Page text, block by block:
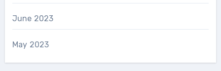
June 2023
May 2023